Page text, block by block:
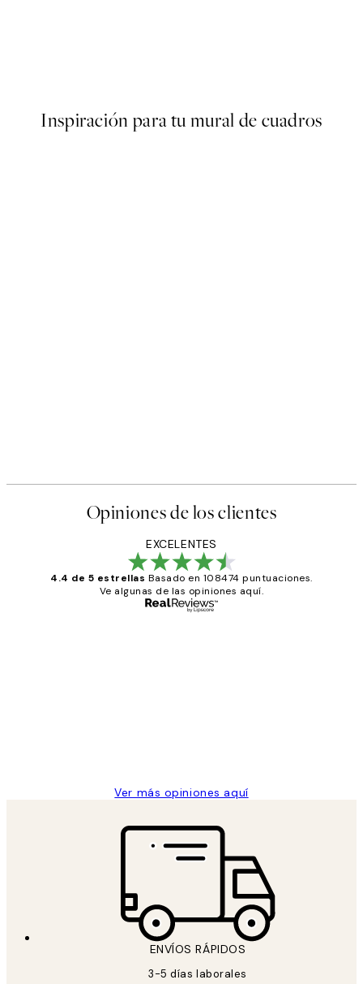
Inspiración para tu mural de cuadros
Opiniones de los clientes
EXCELENTES
4.4 de 5 estrellas Basado en 108474 puntuaciones.
Ve algunas de las opiniones aquí.
Ver más opiniones aquí
ENVÍOS RÁPIDOS
3-5 días laborales